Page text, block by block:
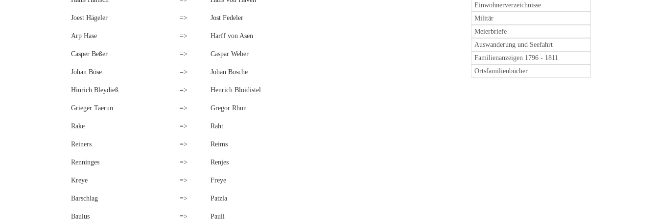
Joest Hägeler => Jost Fedeler
Arp Hase => Harff von Asen
Casper Beßer => Caspar Weber
Johan Böse => Johan Bosche
Hinrich Bleydieß => Henrich Bloidistel
Grieger Taerun => Gregor Rhun
Rake => Raht
Reiners => Reims
Renninges => Renjes
Kreye => Freye
Barschlag => Patzla
Baulus => Pauli
Einwohnerverzeichnisse
Militär
Meierbriefe
Auswanderung und Seefahrt
Familienanzeigen 1796 - 1811
Ortsfamilienbücher